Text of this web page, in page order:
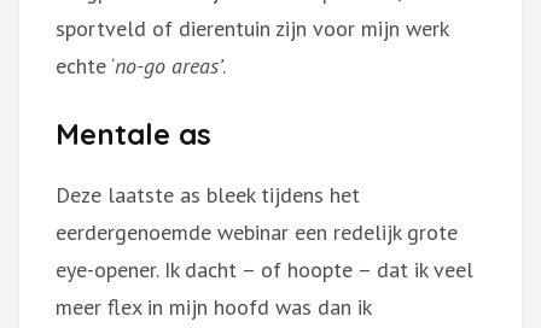
sportveld of dierentuin zijn voor mijn werk
echte ‘no-go areas’.
Mentale as
Deze laatste as bleek tijdens het
eerdergenoemde webinar een redelijk grote
eye-opener. Ik dacht – of hoopte – dat ik veel
meer flex in mijn hoofd was dan ik